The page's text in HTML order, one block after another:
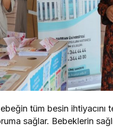
tüm besin ihtiyacını
sağlar. Bebeklerin